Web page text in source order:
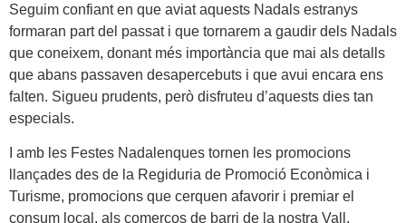
Seguim confiant en que aviat aquests Nadals estranys
formaran part del passat i que tornarem a gaudir dels Nadals
que coneixem, donant més importància que mai als detalls
que abans passaven desapercebuts i que avui encara ens
falten. Sigueu prudents, però disfruteu d’aquests dies tan
especials.
I amb les Festes Nadalenques tornen les promocions
llançades des de la Regiduria de Promoció Econòmica i
Turisme, promocions que cerquen afavorir i premiar el
consum local, als comerços de barri de la nostra Vall,